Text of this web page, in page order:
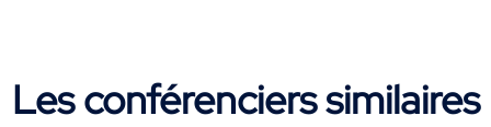
Les conférenciers similaires